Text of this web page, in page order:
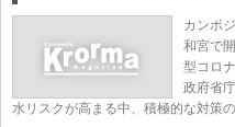
カンボ
和宮で
型コロ
政府省
水リスクが高まる中、積極的な対策